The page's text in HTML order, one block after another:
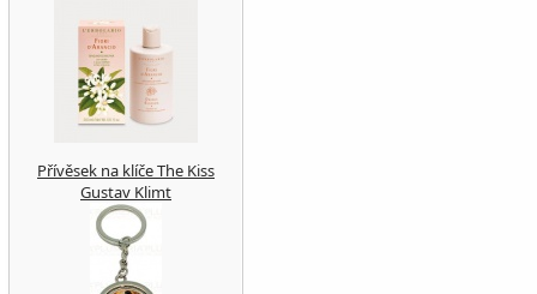
Přívěsek na klíče The Kiss
Gustav Klimt